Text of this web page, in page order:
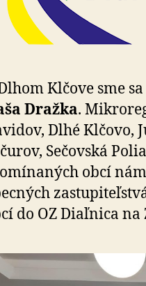
Klčove sme
Dražka.
Dlhé Klčovo,
Sečovská
obcí
do OZ Diaľnica